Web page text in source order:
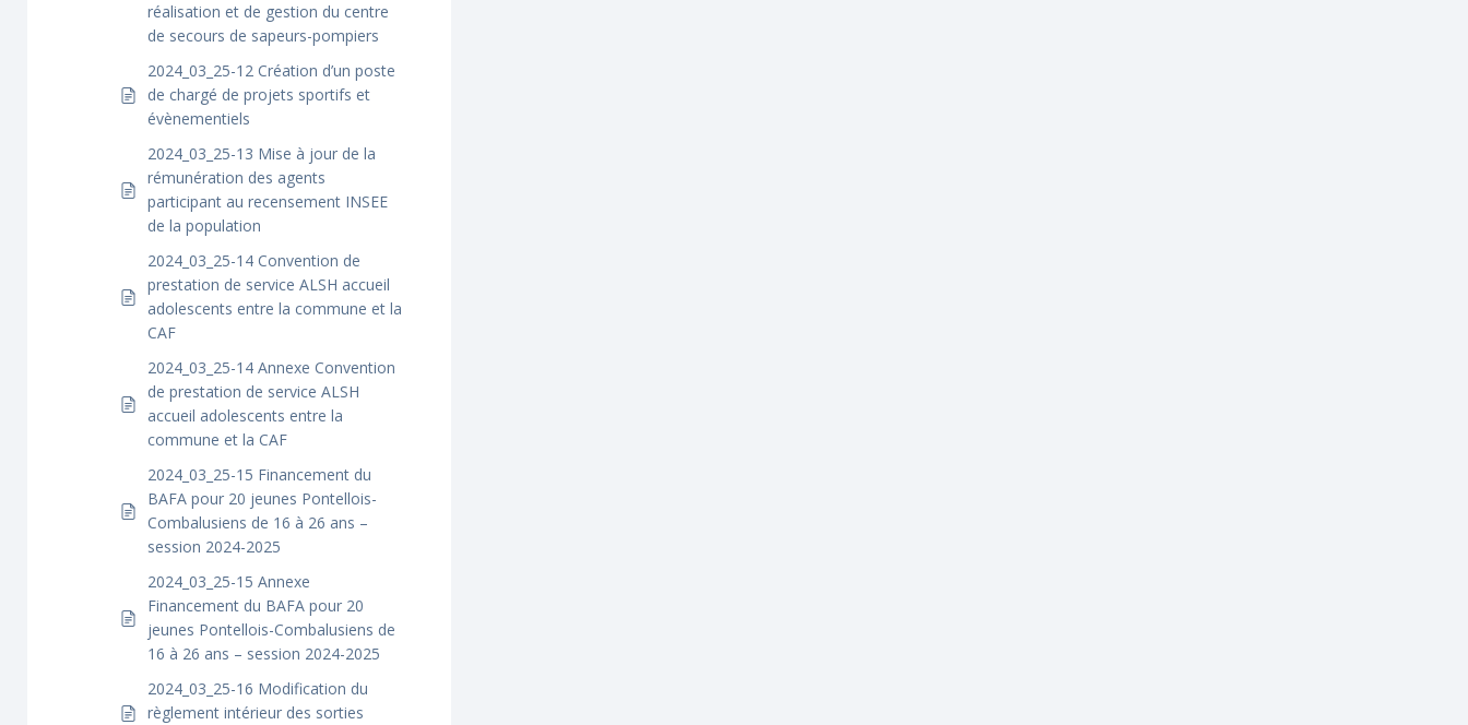
réalisation et de gestion du centre
de secours de sapeurs-pompiers
2024_03_25-12 Création d’un poste
de chargé de projets sportifs et
évènementiels
2024_03_25-13 Mise à jour de la
rémunération des agents
participant au recensement INSEE
de la population
2024_03_25-14 Convention de
prestation de service ALSH accueil
adolescents entre la commune et la
CAF
2024_03_25-14 Annexe Convention
de prestation de service ALSH
accueil adolescents entre la
commune et la CAF
2024_03_25-15 Financement du
BAFA pour 20 jeunes Pontellois-
Combalusiens de 16 à 26 ans –
session 2024-2025
2024_03_25-15 Annexe
Financement du BAFA pour 20
jeunes Pontellois-Combalusiens de
16 à 26 ans – session 2024-2025
2024_03_25-16 Modification du
règlement intérieur des sorties